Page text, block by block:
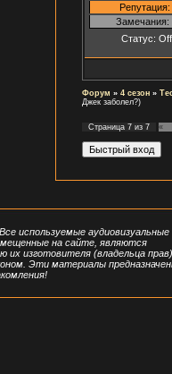
Репутация:
Замечания:
Статус:
Форум » 4 сезон »
Джек заболел?)
Страница 7 из 7 «
используемые аудиовизуальные
на сайте, являются
их изготовителя (владельца
Эти материалы